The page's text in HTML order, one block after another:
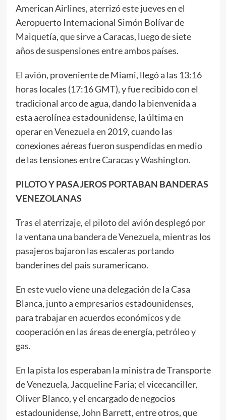
American Airlines, aterrizó este jueves en el
Aeropuerto Internacional Simón Bolívar de
Maiquetía, que sirve a Caracas, luego de siete
años de suspensiones entre ambos países.
El avión, proveniente de Miami, llegó a las 13:16
horas locales (17:16 GMT), y fue recibido con el
tradicional arco de agua, dando la bienvenida a
esta aerolínea estadounidense, la última en
operar en Venezuela en 2019, cuando las
conexiones aéreas fueron suspendidas en medio
de las tensiones entre Caracas y Washington.
PILOTO Y PASAJEROS PORTABAN BANDERAS
VENEZOLANAS
Tras el aterrizaje, el piloto del avión desplegó por
la ventana una bandera de Venezuela, mientras los
pasajeros bajaron las escaleras portando
banderines del país suramericano.
En este vuelo viene una delegación de la Casa
Blanca, junto a empresarios estadounidenses,
para trabajar en acuerdos económicos y de
cooperación en las áreas de energía, petróleo y
gas.
En la pista los esperaban la ministra de Transporte
de Venezuela, Jacqueline Faria; el vicecanciller,
Oliver Blanco, y el encargado de negocios
estadounidense, John Barrett, entre otros, que